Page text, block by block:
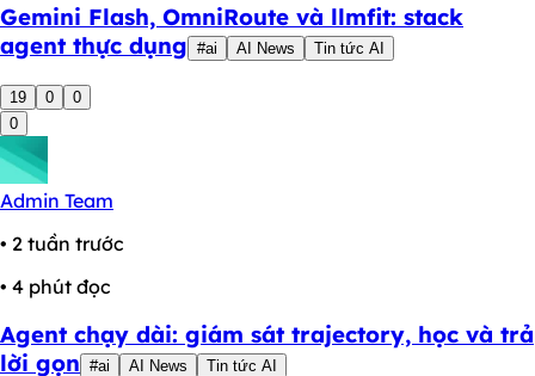
Gemini Flash, OmniRoute và llmfit: stack
agent thực dụng #ai AI News Tin tức AI
19 0
0
0
Admin Team
• 2 tuần trước
• 4 phút đọc
Agent chạy dài: giám sát trajectory, học và trả
lời gọn #ai AI News Tin tức AI